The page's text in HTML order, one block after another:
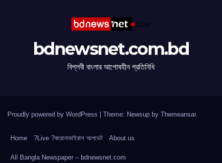
bdnewsnet.com.bd
বিপ্লবী বাংলার আপোষহীন প্রতিনিধি
Proudly powered by WordPress | Theme: Newsup by Themeansar.
Home ?Live ?করোনাভাইরাস আপডেট About us
All Bangla Newspaper – bdnewsnet.com